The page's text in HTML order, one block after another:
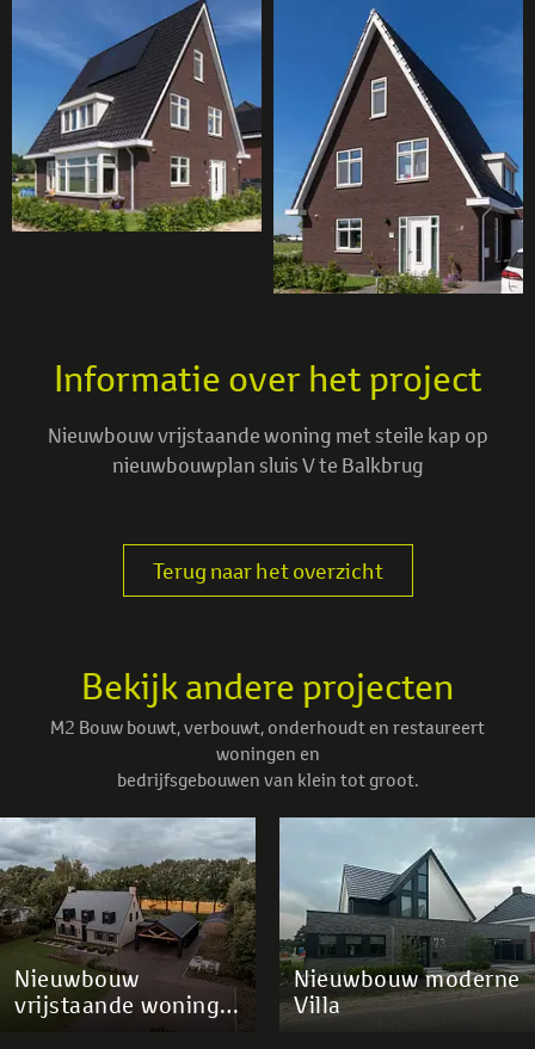
Informatie over het project
Nieuwbouw vrijstaande woning met steile kap op
nieuwbouwplan sluis V te Balkbrug
Terug naar het overzicht
Bekijk andere projecten
M2 Bouw bouwt, verbouwt, onderhoudt en restaureert
woningen en
bedrijfsgebouwen van klein tot groot.
Nieuwbouw
vrijstaande woning
Dedemsvaart
Nieuwbouw moderne
Villa